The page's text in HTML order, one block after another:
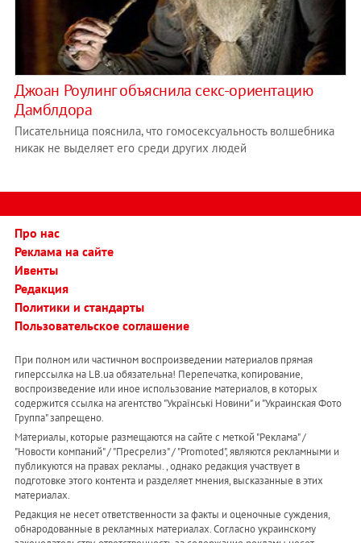
Джоан Роулинг объяснила секс-ориентацию
Дамблдора
Писательница пояснила, что гомосексуальность волшебника
никак не выделяет его среди других людей
Про нас
Реклама на сайте
Ивенты
Редакция
Политики и стандарты
Пользовательское соглашение
При полном или частичном воспроизведении материалов прямая
гиперссылка на LB.ua обязательна! Перепечатка, копирование,
воспроизведение или иное использование материалов, в которых
содержится ссылка на агентство "Українськi Новини" и "Украинская Фото
Группа" запрещено.
Материалы, которые размещаются на сайте с меткой "Реклама" /
"Новости компаний" / "Пресрелиз" / "Promoted", являются рекламными и
публикуются на правах рекламы. , однако редакция участвует в
подготовке этого контента и разделяет мнения, высказанные в этих
материалах.
Редакция не несет ответственности за факты и оценочные суждения,
обнародованные в рекламных материалах. Согласно украинскому